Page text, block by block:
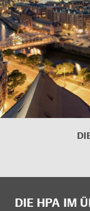
DIE HPA IM